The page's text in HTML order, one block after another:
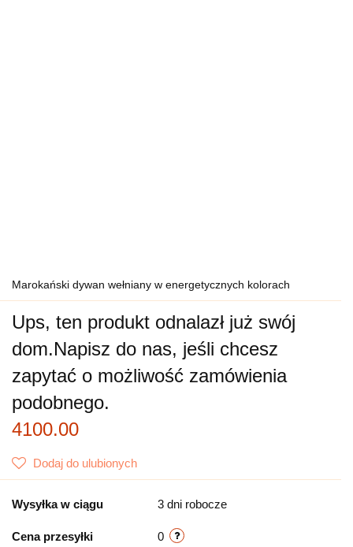
Marokański dywan wełniany w energetycznych kolorach
Ups, ten produkt odnalazł już swój
dom.Napisz do nas, jeśli chcesz
zapytać o możliwość zamówienia
podobnego.
4100.00
Dodaj do ulubionych
Wysyłka w ciągu 3 dni robocze
Cena przesyłki 0